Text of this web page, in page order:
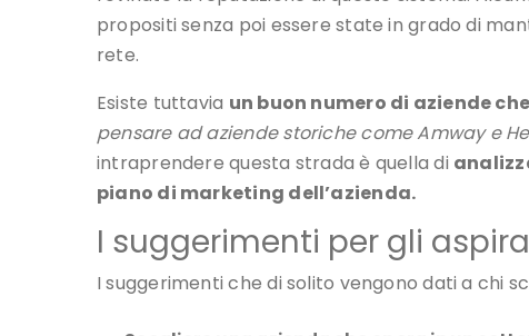
propositi senza poi essere state in grado di
rete.
Esiste tuttavia un buon numero di aziende
pensare ad aziende storiche come Amway e
intraprendere questa strada è quella di
piano di marketing dell’azienda.
I suggerimenti per gli
I suggerimenti che di solito vengono dati a chi